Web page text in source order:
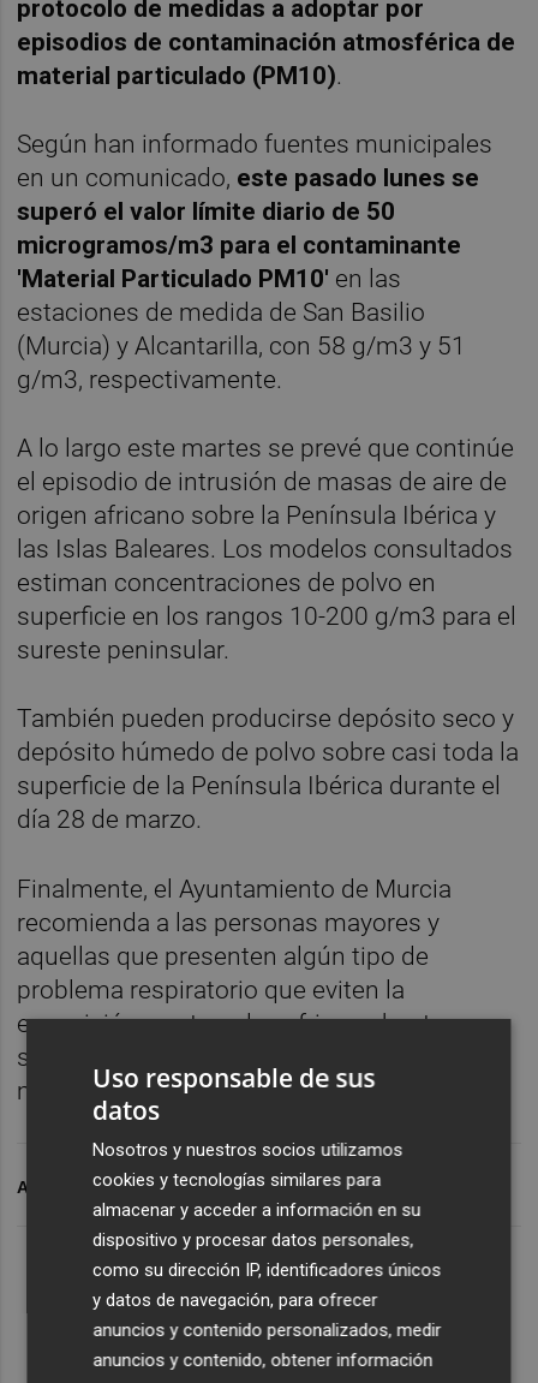
protocolo de medidas a adoptar por
episodios de contaminación atmosférica de
material particulado (PM10).
Según han informado fuentes municipales
en un comunicado, este pasado lunes se
superó el valor límite diario de 50
microgramos/m3 para el contaminante
'Material Particulado PM10' en las
estaciones de medida de San Basilio
(Murcia) y Alcantarilla, con 58 g/m3 y 51
g/m3, respectivamente.
A lo largo este martes se prevé que continúe
el episodio de intrusión de masas de aire de
origen africano sobre la Península Ibérica y
las Islas Baleares. Los modelos consultados
estiman concentraciones de polvo en
superficie en los rangos 10-200 g/m3 para el
sureste peninsular.
También pueden producirse depósito seco y
depósito húmedo de polvo sobre casi toda la
superficie de la Península Ibérica durante el
día 28 de marzo.
Finalmente, el Ayuntamiento de Murcia
recomienda a las personas mayores y
aquellas que presenten algún tipo de
problema respiratorio que eviten la
exposición a este polvo africano hasta que
se recuperen los niveles normales en el
municipio
ARCHIVADO EN NACIÓN
Uso responsable de sus
datos
Nosotros y nuestros socios utilizamos
cookies y tecnologías similares para
almacenar y acceder a información en su
dispositivo y procesar datos personales,
como su dirección IP, identificadores únicos
y datos de navegación, para ofrecer
anuncios y contenido personalizados, medir
anuncios y contenido, obtener información